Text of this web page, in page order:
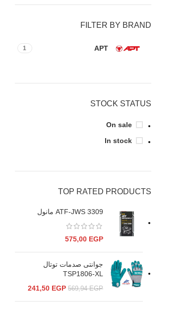
FILTER BY BRAND
APT
1
STOCK STATUS
On sale
In stock
TOP RATED PRODUCTS
ATF-JWS 3309 مانول
575,00 EGP
جوانتى صدمات توتال
TSP1806-XL
569,94EGP
241,50 EGP